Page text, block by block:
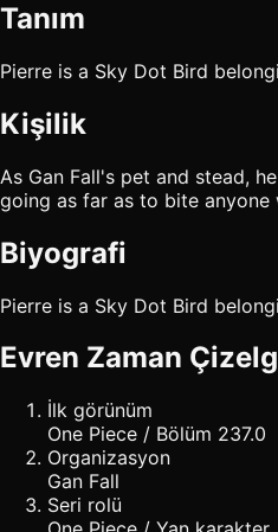
Tanım
Pierre is a Sky Dot Bird
Kişilik
As Gan Fall's pet and stead,
going as far as to bite
Biyografi
Pierre is a Sky Dot Bird
Evren Zaman
İlk görünüm
One Piece / Bölüm 237.0
Organizasyon
Gan Fall
Seri rolü